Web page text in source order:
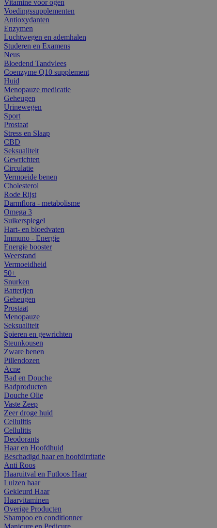
Vitamine voor ogen
Voedingssupplementen
Antioxydanten
Enzymen
Luchtwegen en ademhalen
Studeren en Examens
Neus
Bloedend Tandvlees
Coenzyme Q10 supplement
Huid
Menopauze medicatie
Geheugen
Urinewegen
Sport
Prostaat
Stress en Slaap
CBD
Seksualiteit
Gewrichten
Circulatie
Vermoeide benen
Cholesterol
Rode Rijst
Darmflora - metabolisme
Omega 3
Suikerspiegel
Hart- en bloedvaten
Immuno - Energie
Energie booster
Weerstand
Vermoeidheid
50+
Snurken
Batterijen
Geheugen
Prostaat
Menopauze
Seksualiteit
Spieren en gewrichten
Steunkousen
Zware benen
Pillendozen
Acne
Bad en Douche
Badproducten
Douche Olie
Vaste Zeep
Zeer droge huid
Cellulitis
Cellulitis
Deodorants
Haar en Hoofdhuid
Beschadigd haar en hoofdirritatie
Anti Roos
Haaruitval en Futloos Haar
Luizen haar
Gekleurd Haar
Haarvitaminen
Overige Producten
Shampoo en conditionner
Manicure en Pedicure